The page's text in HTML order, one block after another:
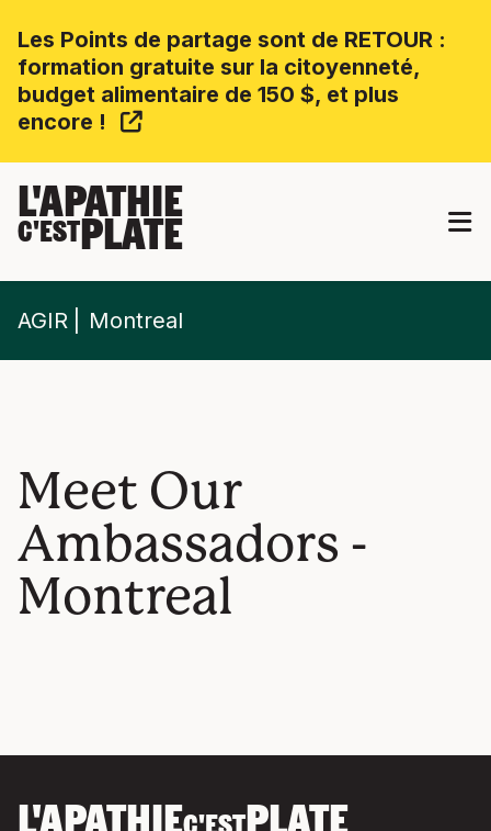
Les Points de partage sont de RETOUR :
formation gratuite sur la citoyenneté,
budget alimentaire de 150 $, et plus
encore !
L'APATHIE
C'ESTPLATE
AGIR Montreal
Meet Our
Ambassadors -
Montreal